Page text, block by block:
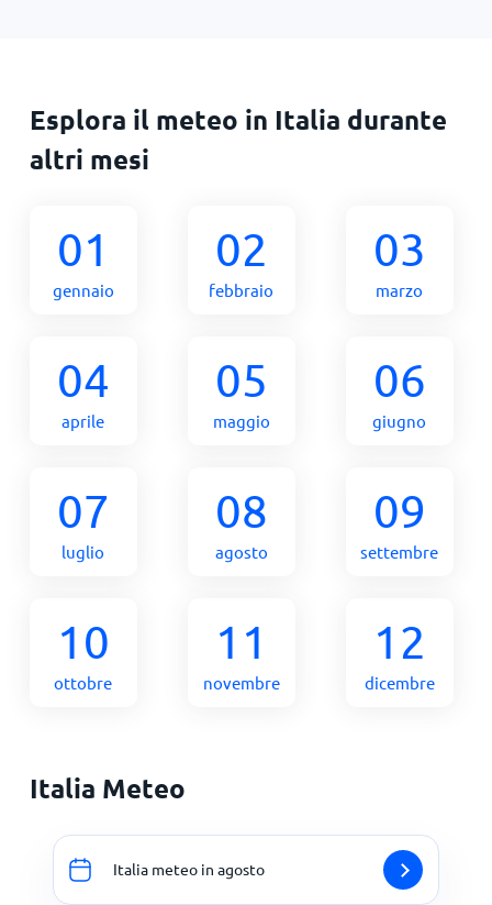
Esplora il meteo in Italia durante
altri mesi
01
gennaio
02
febbraio
03
marzo
04
aprile
05
maggio
06
giugno
07
luglio
08
agosto
09
settembre
10
ottobre
11
novembre
12
dicembre
Italia Meteo
Italia meteo in agosto